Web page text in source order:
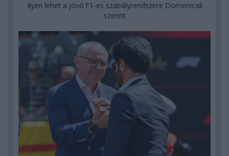
Ilyen lehet a jövő F1-es szabályrendszere Domenicali
szerint